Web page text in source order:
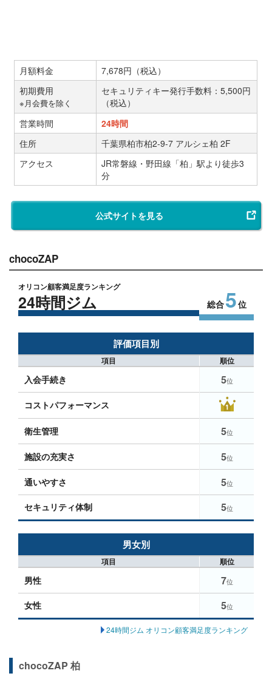
月額料金
7,678円（税込）
初期費用
※月会費を除く
セキュリティキー発行手数料：5,500円
（税込）
営業時間
24時間
住所
千葉県柏市柏2-9-7 アルシェ柏 2F
アクセス
JR常磐線・野田線「柏」駅より徒歩3
分
公式サイトを見る
chocoZAP
オリコン顧客満足度ランキング
24時間ジム 総合5位
評価項目別
項目 順位
入会手続き 5位
コストパフォーマンス
衛生管理 5位
施設の充実さ 5位
通いやすさ 5位
セキュリティ体制 5位
男女別
項目 順位
男性 7位
女性 5位
24時間ジム オリコン顧客満足度ランキング
chocoZAP 柏